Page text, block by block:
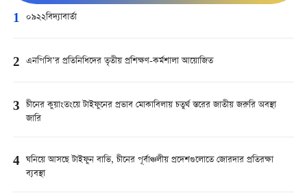
1 ০৯২২বিদ্যাবার্তা
2 এনপিসি’র প্রতিনিধিদের তৃতীয় প্রশিক্ষণ-কর্মশালা আয়োজিত
3 চীনের কুয়াংতংয়ে টাইফুনের প্রভাব মোকাবিলায় চতুর্থ স্তরের জাতীয় জরুরি অবস্থা
জারি
4 ঘনিয়ে আসছে টাইফুন বাভি, চীনের পূর্বাঞ্চলীয় প্রদেশগুলোতে জোরদার প্রতিরক্ষা
ব্যবস্থা